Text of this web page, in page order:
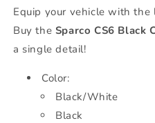
Car
Antenna
Car
Antenna
Equip your vehicle with
Buy the Sparco CS6 Black
a single detail!
Color:
Black/White
Black